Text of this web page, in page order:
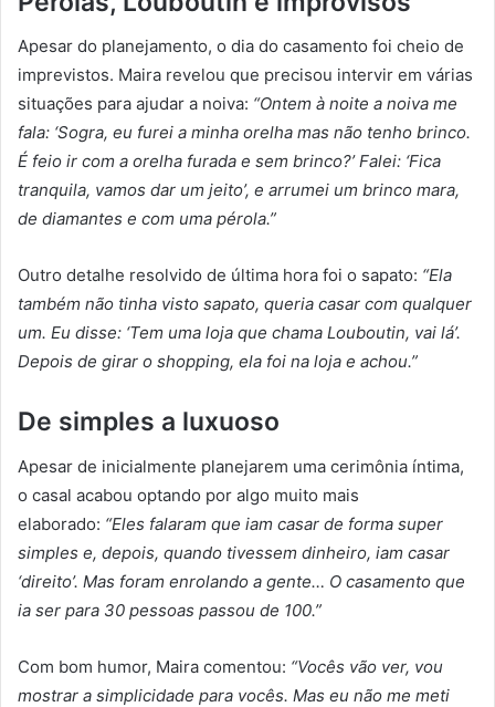
Apesar do planejamento, o dia do casamento foi cheio de
imprevistos. Maira revelou que precisou intervir em várias
situações para ajudar a noiva: “Ontem à noite a noiva me
fala: ‘Sogra, eu furei a minha orelha mas não tenho brinco.
É feio ir com a orelha furada e sem brinco?’ Falei: ‘Fica
tranquila, vamos dar um jeito’, e arrumei um brinco mara,
de diamantes e com uma pérola.”
Outro detalhe resolvido de última hora foi o sapato: “Ela
também não tinha visto sapato, queria casar com qualquer
um. Eu disse: ‘Tem uma loja que chama Louboutin, vai lá’.
Depois de girar o shopping, ela foi na loja e achou.”
De simples a luxuoso
Apesar de inicialmente planejarem uma cerimônia íntima,
o casal acabou optando por algo muito mais
elaborado: “Eles falaram que iam casar de forma super
simples e, depois, quando tivessem dinheiro, iam casar
‘direito’. Mas foram enrolando a gente… O casamento que
ia ser para 30 pessoas passou de 100.”
Com bom humor, Maira comentou: “Vocês vão ver, vou
mostrar a simplicidade para vocês. Mas eu não me meti